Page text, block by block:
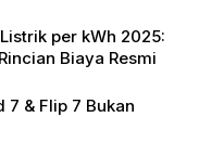
per kWh 2025:
Biaya Resmi
7 & Flip 7 Bukan